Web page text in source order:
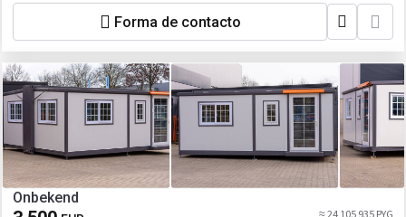
Forma de contacto
Onbekend
≈ 24 105 935 PYG